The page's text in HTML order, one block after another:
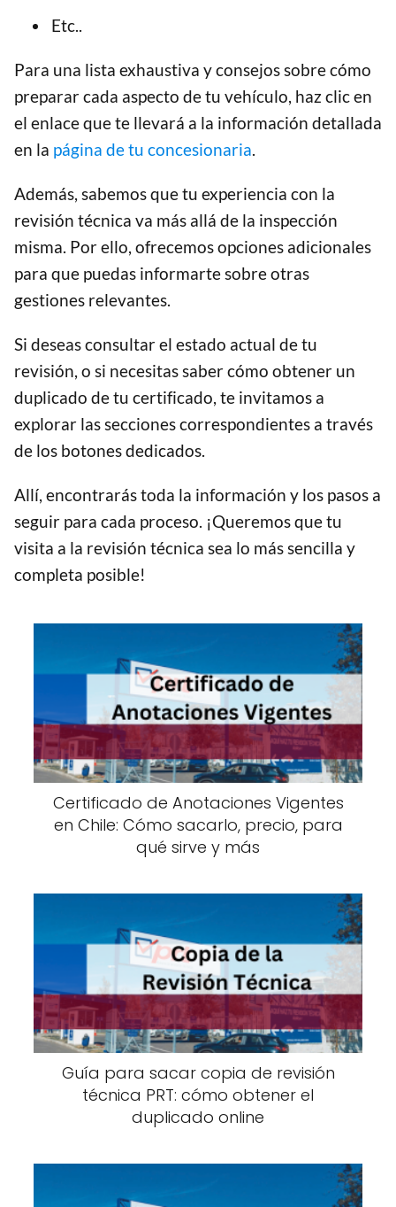
Etc..
Para una lista exhaustiva y consejos sobre cómo
preparar cada aspecto de tu vehículo, haz clic en
el enlace que te llevará a la información detallada
en la página de tu concesionaria.
Además, sabemos que tu experiencia con la
revisión técnica va más allá de la inspección
misma. Por ello, ofrecemos opciones adicionales
para que puedas informarte sobre otras
gestiones relevantes.
Si deseas consultar el estado actual de tu
revisión, o si necesitas saber cómo obtener un
duplicado de tu certificado, te invitamos a
explorar las secciones correspondientes a través
de los botones dedicados.
Allí, encontrarás toda la información y los pasos a
seguir para cada proceso. ¡Queremos que tu
visita a la revisión técnica sea lo más sencilla y
completa posible!
Certificado de Anotaciones Vigentes
en Chile: Cómo sacarlo, precio, para
qué sirve y más
Guía para sacar copia de revisión
técnica PRT: cómo obtener el
duplicado online